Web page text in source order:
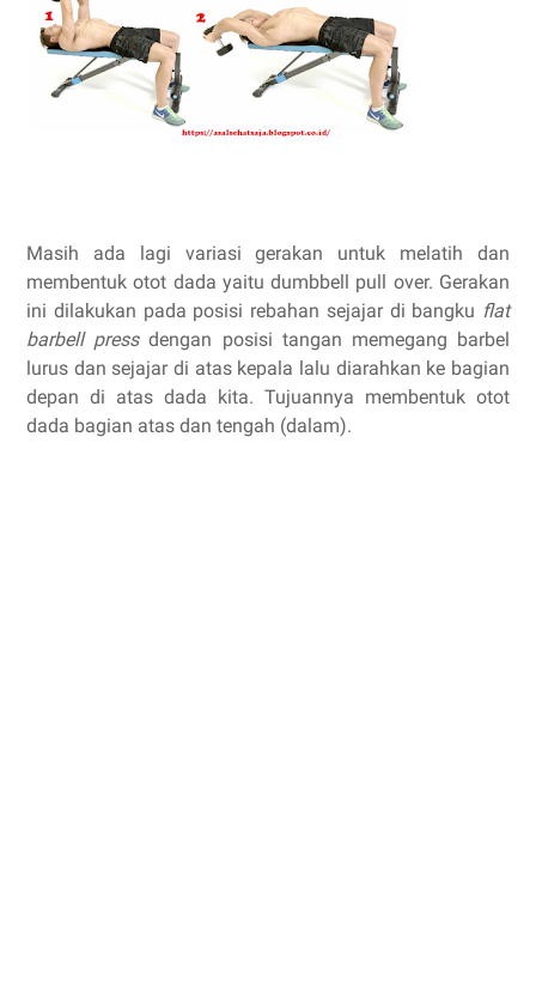
Masih ada lagi variasi gerakan untuk melatih dan
membentuk otot dada yaitu dumbbell pull over. Gerakan
ini dilakukan pada posisi rebahan sejajar di bangku flat
barbell pressdengan posisi tangan memegang barbel
lurus dan sejajar di atas kepala lalu diarahkan ke bagian
depan di atas dada kita. Tujuannya membentuk otot
dada bagian atas dan tengah (dalam).